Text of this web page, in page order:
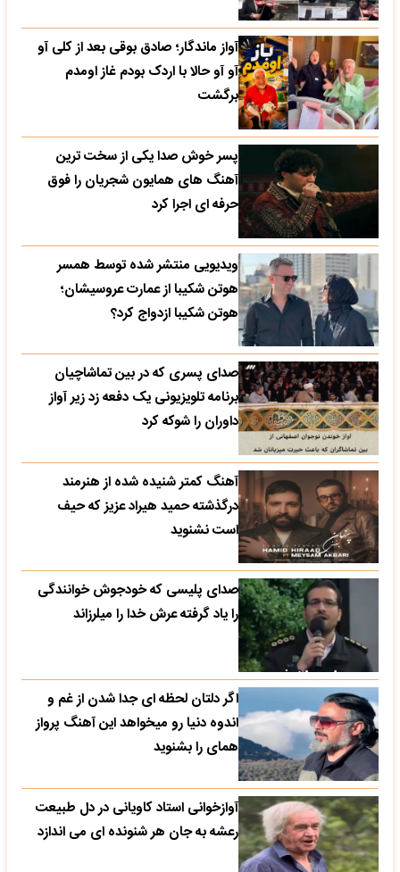
آواز ماندگار؛ صادق بوقی بعد از کلی آو
آو آو حالا با اردک بودم غاز اومدم
برگشت
پسر خوش صدا یکی از سخت ترین
آهنگ های همایون شجریان را فوق
حرفه ای اجرا کرد
ویدیویی منتشر شده توسط همسر
هوتن شکیبا از عمارت عروسیشان؛
هوتن شکیبا ازدواج کرد؟
صدای پسری که در بین تماشاچیان
برنامه تلویزیونی یک دفعه زد زیر آواز
داوران را شوکه کرد
آهنگ کمتر شنیده شده از هنرمند
درگذشته حمید هیراد عزیز که حیف
است نشنوید
صدای پلیسی که خودجوش خوانندگی
را یاد گرفته عرش خدا را میلرزاند
اگر دلتان لحظه ای جدا شدن از غم و
اندوه دنیا رو میخواهد این آهنگ پرواز
همای را بشنوید
آوازخوانی استاد کاویانی در دل طبیعت
رعشه به جان هر شنونده ای می اندازد